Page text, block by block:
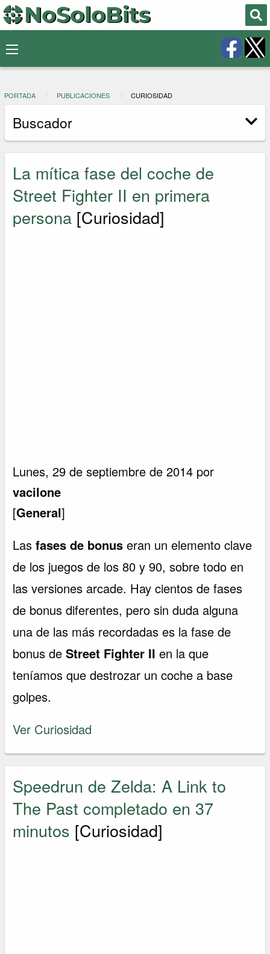
PORTADA PUBLICACIONES CURIOSIDAD
Buscador
La mítica fase del coche de
Street Fighter II en primera
persona [Curiosidad]
Lunes, 29 de septiembre de 2014 por
vacilone
[General]
Lasfases de bonus eran un elemento clave
de los juegos de los 80 y 90, sobre todo en
las versiones arcade. Hay cientos de fases
de bonus diferentes, pero sin duda alguna
una de las más recordadas es la fase de
bonus deStreet Fighter II en la que
teníamos que destrozar un coche a base
golpes.
Ver Curiosidad
Speedrun de Zelda: A Link to
The Past completado en 37
minutos [Curiosidad]